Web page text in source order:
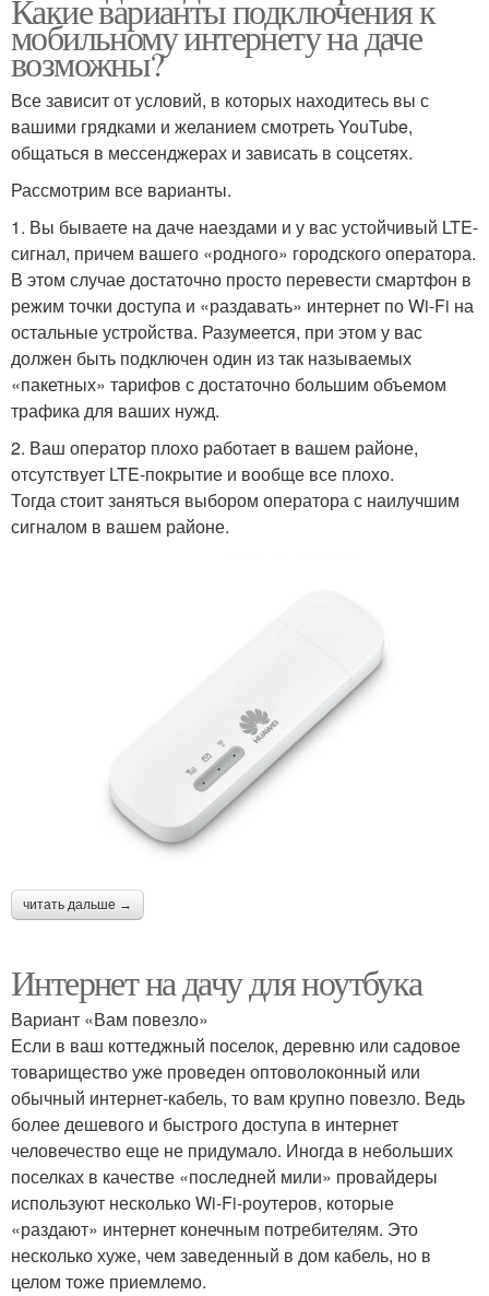
Какие варианты подключения к
мобильному интернету на даче
возможны?
Все зависит от условий, в которых находитесь вы с
вашими грядками и желанием смотреть YouTube,
общаться в мессенджерах и зависать в соцсетях.
Рассмотрим все варианты.
1. Вы бываете на даче наездами и у вас устойчивый LTE-
сигнал, причем вашего «родного» городского оператора.
В этом случае достаточно просто перевести смартфон в
режим точки доступа и «раздавать» интернет по Wi-Fi на
остальные устройства. Разумеется, при этом у вас
должен быть подключен один из так называемых
«пакетных» тарифов с достаточно большим объемом
трафика для ваших нужд.
2. Ваш оператор плохо работает в вашем районе,
отсутствует LTE-покрытие и вообще все плохо.
Тогда стоит заняться выбором оператора с наилучшим
сигналом в вашем районе.
читать дальше →
Интернет на дачу для ноутбука
Вариант «Вам повезло»
Если в ваш коттеджный поселок, деревню или садовое
товарищество уже проведен оптоволоконный или
обычный интернет-кабель, то вам крупно повезло. Ведь
более дешевого и быстрого доступа в интернет
человечество еще не придумало. Иногда в небольших
поселках в качестве «последней мили» провайдеры
используют несколько Wi-Fi-роутеров, которые
«раздают» интернет конечным потребителям. Это
несколько хуже, чем заведенный в дом кабель, но в
целом тоже приемлемо.